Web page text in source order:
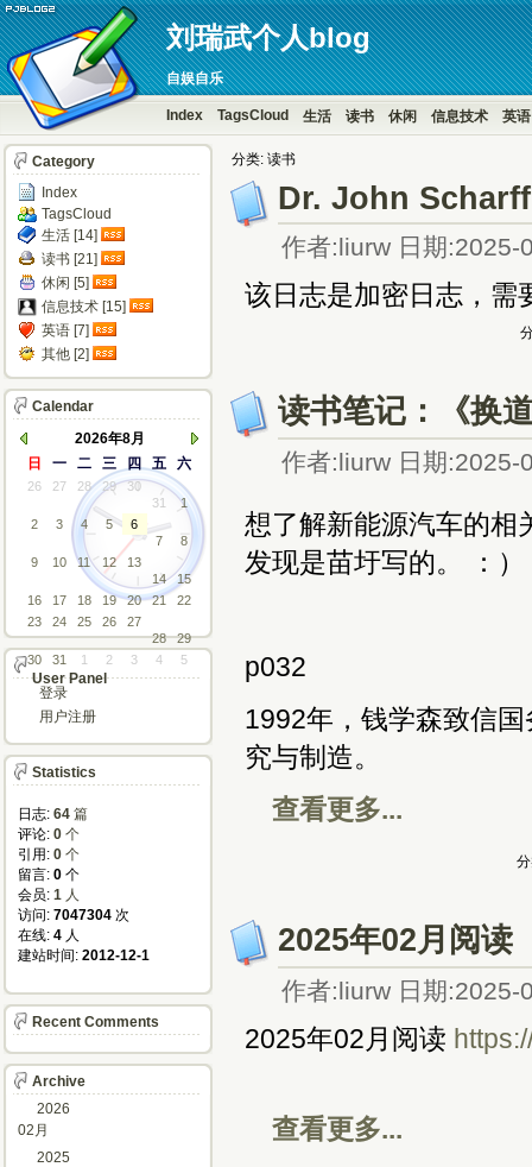
刘瑞武个人blog
自娱自乐
Index TagsCloud 生活 读书 休闲 信息技术 英语
分类: 读书
Dr. John
作者:liurw 日期:2025-
该日志是加密日志，需
读书笔记：《换
作者:liurw 日期:2025-
想了解新能源汽车的相
发现是苗圩写的。 ：）
p032
1992年，钱学森致信
究与制造。
查看更多...
2025年02月阅读
作者:liurw 日期:2025-
2025年02月阅读
查看更多...
Category
Index
TagsCloud
生活 [14]
读书 [21]
休闲 [5]
信息技术 [15]
英语 [7]
其他 [2]
Calendar
2026年8月
日
一 二 三 四 五 六
26 27 28 29
30
31
1
2
3 4 5
6
7
8
9
10 11 12
13
14
15
16
17 18 19 20 21
22
23
24 25 26
27
28
29
30
31 1 2 3 4 5
User Panel
登录
用户注册
Statistics
日志: 64 篇
评论: 0 个
引用: 0 个
留言: 0 个
会员: 1 人
访问: 7047304 次
在线: 4 人
建站时间: 2012-12-1
Recent Comments
Archive
2026
02月
2025